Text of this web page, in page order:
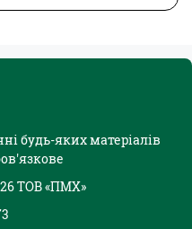
будь-яких матеріалів
ТОВ «ПМХ»